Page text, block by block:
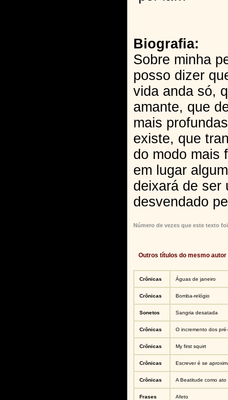
Biografia:
Sobre minha
posso dizer
vida anda só,
amante, que
mais
existe, que
do modo mais
em lugar
deixará de ser
desvendado
Número de vezes que este texto
Outros títulos do mesmo autor
Crônicas Águas de janeiro
Crônicas Bomba-relógio
Sonetos Sangria desatada
Crônicas O incremento dos
Crônicas My first squirt
Crônicas Escrever é se
Crônicas A Beatitude como ato
Frases Afeto